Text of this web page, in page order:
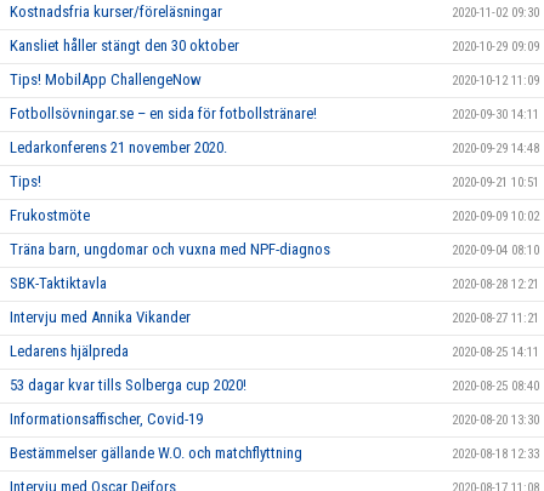
Kostnadsfria kurser/föreläsningar 2020-11-02 09:30
Kansliet håller stängt den 30 oktober 2020-10-29 09:09
Tips! MobilApp ChallengeNow 2020-10-12 11:09
Fotbollsövningar.se – en sida för fotbollstränare! 2020-09-30 14:11
Ledarkonferens 21 november 2020. 2020-09-29 14:48
Tips! 2020-09-21 10:51
Frukostmöte 2020-09-09 10:02
Träna barn, ungdomar och vuxna med NPF-diagnos 2020-09-04 08:10
SBK-Taktiktavla 2020-08-28 12:21
Intervju med Annika Vikander 2020-08-27 11:21
Ledarens hjälpreda 2020-08-25 14:11
53 dagar kvar tills Solberga cup 2020! 2020-08-25 08:40
Informationsaffischer, Covid-19 2020-08-20 13:30
Bestämmelser gällande W.O. och matchflyttning 2020-08-18 12:33
Intervju med Oscar Dejfors